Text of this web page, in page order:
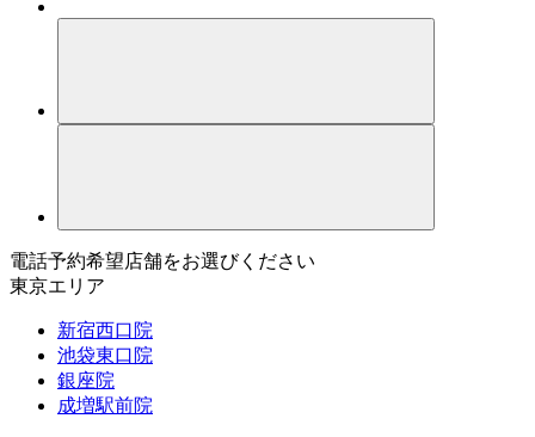
電話予約希望店舗をお選びください
東京エリア
新宿西口院
池袋東口院
銀座院
成増駅前院